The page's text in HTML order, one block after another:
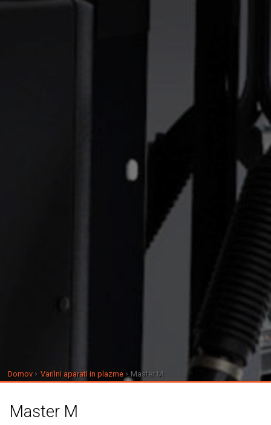
Domov Varilni aparati in plazme Master M
Master M